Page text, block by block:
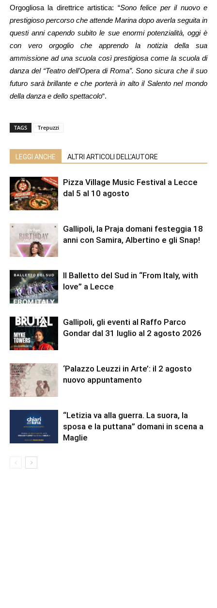
Orgogliosa la direttrice artistica: “Sono felice per il nuovo e
prestigioso percorso che attende Marina dopo averla seguita in
questi anni capendo subito le sue enormi potenzialità, oggi è
con vero orgoglio che apprendo la notizia della sua
ammissione ad una scuola così prestigiosa come la scuola di
danza del “Teatro dell’Opera di Roma”. Sono sicura che il suo
futuro sarà brillante e che porterà in alto il Salento nel mondo
della danza e dello spettacolo“.
TAGS Trepuzzi
LEGGI ANCHE ALTRI ARTICOLI DELL'AUTORE
Pizza Village Music Festival a Lecce
dal 5 al 10 agosto
Gallipoli, la Praja domani festeggia 18
anni con Samira, Albertino e gli Snap!
Il Balletto del Sud in “From Italy, with
love” a Lecce
Gallipoli, gli eventi al Raffo Parco
Gondar dal 31 luglio al 2 agosto 2026
‘Palazzo Leuzzi in Arte’: il 2 agosto
nuovo appuntamento
“Letizia va alla guerra. La suora, la
sposa e la puttana” domani in scena a
Maglie